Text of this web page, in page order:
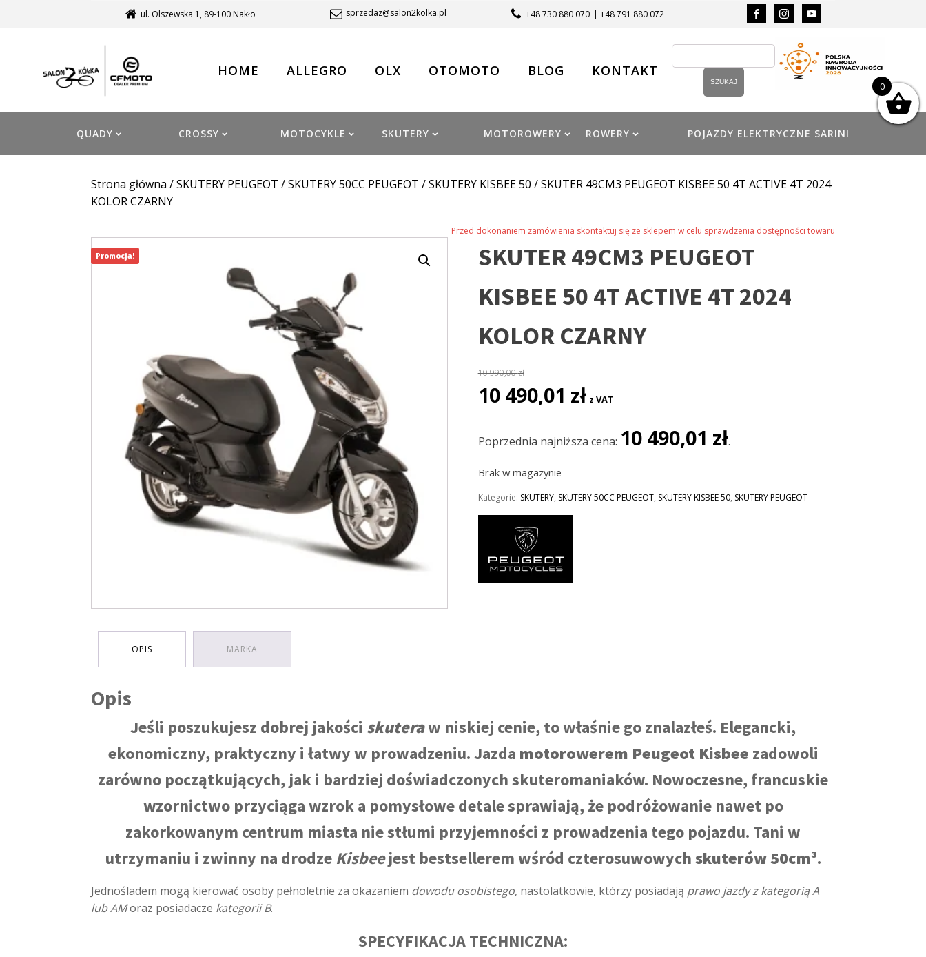
ul. Olszewska 1, 89-100 Nakło sprzedaz@salon2kolka.pl +48 730 880 070 | +48 791 880 072
HOME ALLEGRO OLX OTOMOTO BLOG KONTAKT
QUADY CROSSY MOTOCYKLE SKUTERY MOTOROWERY ROWERY POJAZDY ELEKTRYCZNE SARINI
Strona główna /SKUTERY PEUGEOT /SKUTERY 50CC PEUGEOT /SKUTERY KISBEE 50 / SKUTER 49CM3 PEUGEOT KISBEE 50 4T ACTIVE 4T 2024
KOLOR CZARNY
Przed dokonaniem zamówienia skontaktuj się ze sklepem w celu sprawdzenia dostępności towaru
SKUTER 49CM3 PEUGEOT
KISBEE 50 4T ACTIVE 4T 2024
KOLOR CZARNY
10 990,00zł
Pierwotna
cena
10
10 490,01 zł cena
10
z VAT
Poprzednia najniższa cena: 10 490,01 zł.
Brak w magazynie
Kategorie: SKUTERY, SKUTERY 50CC PEUGEOT, SKUTERY KISBEE 50, SKUTERY PEUGEOT
Promocja!
OPIS MARKA
Opis
Jeśli poszukujesz dobrej jakości skuteraw niskiej cenie, to właśnie go znalazłeś. Elegancki,
ekonomiczny, praktyczny i łatwy w prowadzeniu. Jazda motorowerem Peugeot Kisbee zadowoli
zarówno początkujących, jak i bardziej doświadczonych skuteromaniaków. Nowoczesne, francuskie
wzornictwo przyciąga wzrok a pomysłowe detale sprawiają, że podróżowanie nawet po
zakorkowanym centrum miasta nie stłumi przyjemności z prowadzenia tego pojazdu. Tani w
utrzymaniu i zwinny na drodze Kisbeejest bestsellerem wśród czterosuwowychskuterów 50cm³.
Jednośladem mogą kierować osoby pełnoletnie za okazaniem dowodu osobistego, nastolatkowie, którzy posiadają prawo jazdy z kategorią A
lub AMoraz posiadacze kategorii B.
SPECYFIKACJA TECHNICZNA:
0